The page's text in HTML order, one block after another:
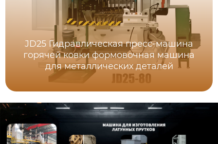
JD25 Гидравлическая пресс-машина
горячей ковки формовочная машина
для металлических деталей